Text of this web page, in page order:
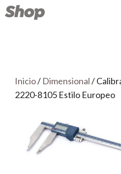
Saltar
Inicio/ Dimensional/
2220-8105 Estilo Europeo